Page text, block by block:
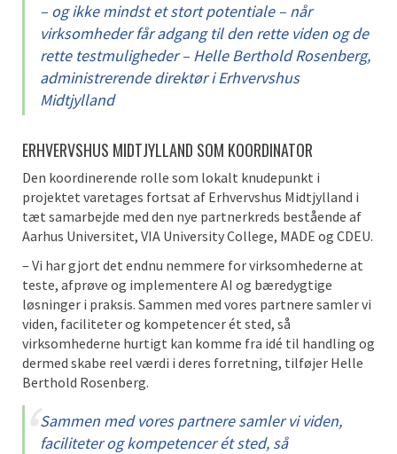
– og ikke mindst et stort potentiale – når
virksomheder får adgang til den rette viden og de
rette testmuligheder – Helle Berthold Rosenberg,
administrerende direktør i Erhvervshus
Midtjylland
ERHVERVSHUS MIDTJYLLAND SOM KOORDINATOR
Den koordinerende rolle som lokalt knudepunkt i
projektet varetages fortsat af Erhvervshus Midtjylland i
tæt samarbejde med den nye partnerkreds bestående af
Aarhus Universitet, VIA University College, MADE og CDEU.
– Vi har gjort det endnu nemmere for virksomhederne at
teste, afprøve og implementere AI og bæredygtige
løsninger i praksis. Sammen med vores partnere samler vi
viden, faciliteter og kompetencer ét sted, så
virksomhederne hurtigt kan komme fra idé til handling og
dermed skabe reel værdi i deres forretning, tilføjer Helle
Berthold Rosenberg.
Sammen med vores partnere samler vi viden,
faciliteter og kompetencer ét sted, så